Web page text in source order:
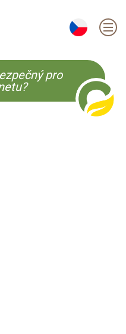
ES CS KO
pro